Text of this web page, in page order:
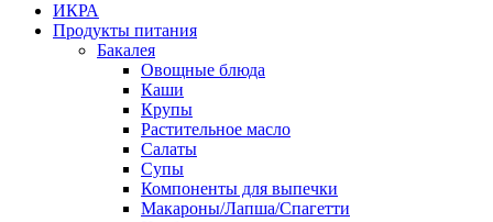
ИКРА
Продукты питания
Бакалея
Овощные блюда
Каши
Крупы
Растительное масло
Салаты
Супы
Компоненты для выпечки
Макароны/Лапша/Спагетти